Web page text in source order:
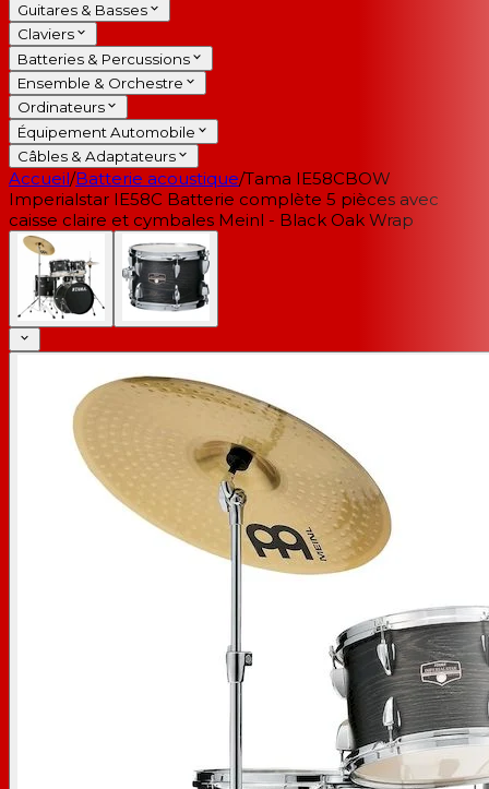
Guitares & Basses
Claviers
Batteries & Percussions
Ensemble & Orchestre
Ordinateurs
Équipement Automobile
Câbles & Adaptateurs
Accueil/Batterie acoustique/Tama IE58CBOW
Imperialstar IE58C Batterie complète 5 pièces avec
caisse claire et cymbales Meinl - Black Oak Wrap